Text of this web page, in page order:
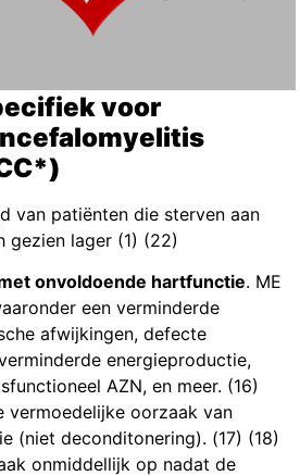
voor
van patiënten die sterven aan
gezien lager (1) (22)
onvoldoende hartfunctie. ME
een verminderde
afwijkingen, defecte
energieproductie,
AZN, en meer. (16)
vermoedelijke oorzaak van
(niet deconditonering). (17) (18)
onmiddellijk op nadat de